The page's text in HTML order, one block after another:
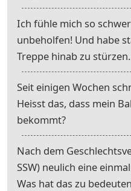
Ich fühle mich so
unbeholfen! Und habe
Treppe hinab zu
Seit einigen Wochen
Heisst das, dass mein
bekommt?
Nach dem
SSW) neulich eine
Was hat das zu